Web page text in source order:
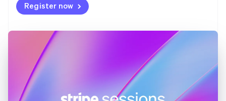
Register now
EnglishSvenska
Francia
Germania
Deutsch
Giappone
日本語
Gibilterra
English